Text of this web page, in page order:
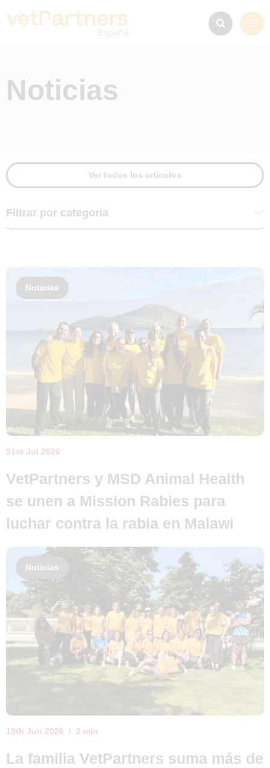
Noticias
Ver todos los artículos
Filtrar por categoria
Noticias
31st Jul 2026
VetPartners y MSD Animal Health
se unen a Mission Rabies para
luchar contra la rabia en Malawi
Noticias
19th Jun 2026 2 min
La familia VetPartners suma más de